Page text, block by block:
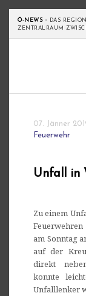
Ö-NEWS • DAS
ZENTRALRAUM
07. Jänner
Feuerwehr
Unfall in
Zu einem
am Sonntag
auf der
direkt
konnte
Unfalllenker